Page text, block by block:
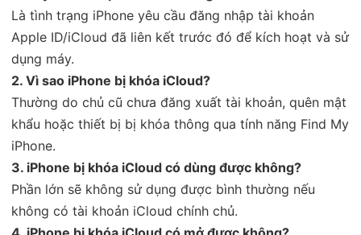
Là tình trạng iPhone yêu cầu đăng nhập tài khoản
Apple ID/iCloud đã liên kết trước đó để kích hoạt và sử
dụng máy.
2. Vì sao iPhone bị khóa iCloud?
Thường do chủ cũ chưa đăng xuất tài khoản, quên mật
khẩu hoặc thiết bị bị khóa thông qua tính năng Find My
iPhone.
3. iPhone bị khóa iCloud có dùng được không?
Phần lớn sẽ không sử dụng được bình thường nếu
không có tài khoản iCloud chính chủ.